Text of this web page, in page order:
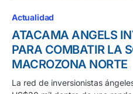
Actualidad
ATACAMA ANGELS
PARA COMBATIR LA
MACROZONA NORTE
La red de inversionistas